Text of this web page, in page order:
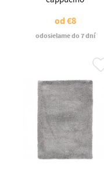
od€8
odosielame do 7 dní